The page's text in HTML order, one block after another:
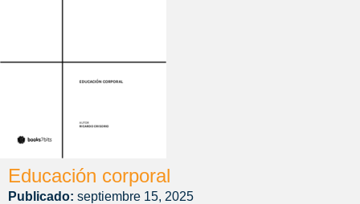
Educación corporal
Publicado: septiembre 15, 2025